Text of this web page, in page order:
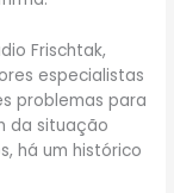
Frischtak,
especialistas
problemas para
da situação
há um histórico